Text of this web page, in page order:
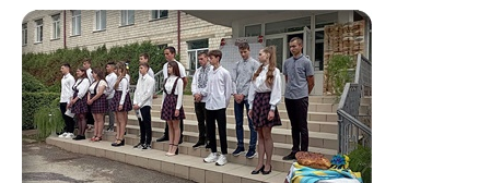
Історична довідка